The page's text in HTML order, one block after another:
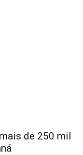
de 250 mil